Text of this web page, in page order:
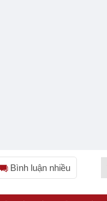
Bình luận nhiều